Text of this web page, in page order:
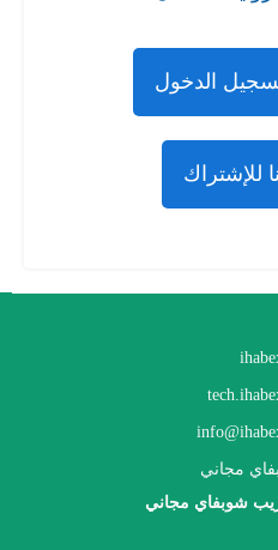
الدخول
للإشتراك
مجاني
شوبفاي مجاني